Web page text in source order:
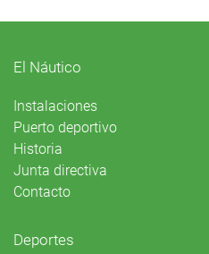
El Náutico
Instalaciones
Puerto deportivo
Historia
Junta directiva
Contacto
Deportes